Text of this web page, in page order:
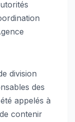
division
des
appelés à
contenir